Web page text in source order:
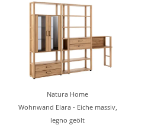
Natura Home
Wohnwand Elara - Eiche massiv,
legno geölt